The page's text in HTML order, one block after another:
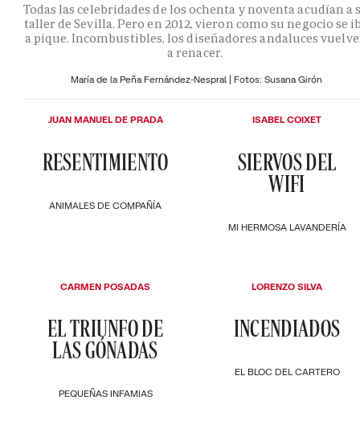
Todas las celebridades de los ochenta y noventa acudían a
taller de Sevilla. Pero en 2012, vieron como su negocio se
a pique. Incombustibles, los diseñadores andaluces
a renacer.
María de la Peña Fernández-Nespral | Fotos: Susana Girón
ANIMALES DE COMPAÑÍA
RESENTIMIENTO
JUAN MANUEL DE PRADA
MI HERMOSA LAVANDERÍA
SIERVOS DEL
WIFI
ISABEL COIXET
PEQUEÑAS INFAMIAS
EL TRIUNFO DE
LAS GÓNADAS
CARMEN POSADAS
EL BLOC DEL CARTERO
INCENDIADOS
LORENZO SILVA